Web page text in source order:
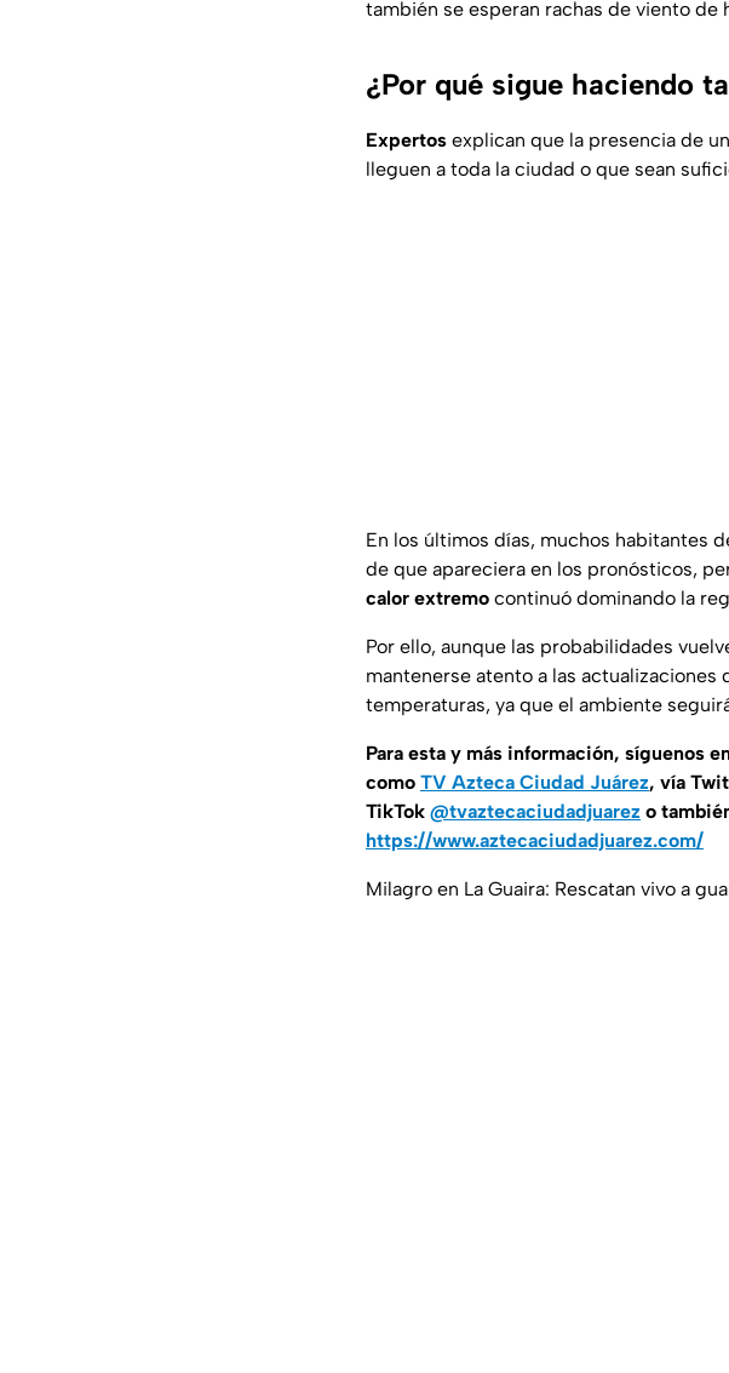
también se esperan rachas de viento de
¿Por qué sigue haciendo
Expertos explican que la presencia de
lleguen a toda la ciudad o que sean
En los últimos días, muchos habitantes
de que apareciera en los pronósticos,
calor extremo continuó dominando la
Por ello, aunque las probabilidades
mantenerse atento a las actualizaciones
temperaturas, ya que el ambiente
Para esta y más información, síguenos
como TV Azteca Ciudad Juárez, vía
TikTok @tvaztecaciudadjuarez o
https://www.aztecaciudadjuarez.com/
Milagro en La Guaira: Rescatan vivo a